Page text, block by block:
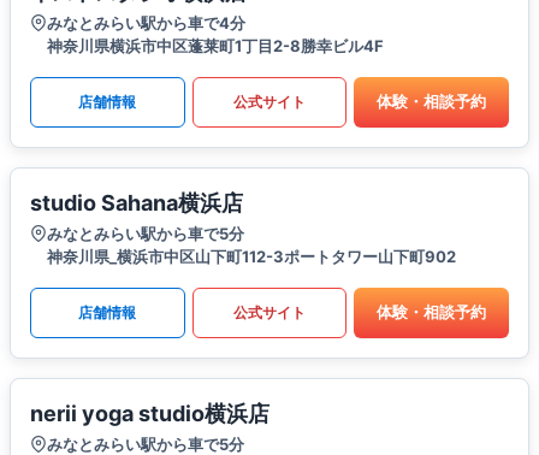
みなとみらい駅から車で4分
神奈川県横浜市中区蓬莱町1丁目2-8勝幸ビル4F
店舗情報 公式サイト 体験・相談予約
studio Sahana横浜店
みなとみらい駅から車で5分
神奈川県_横浜市中区山下町112-3ポートタワー山下町902
店舗情報 公式サイト 体験・相談予約
nerii yoga studio横浜店
みなとみらい駅から車で5分